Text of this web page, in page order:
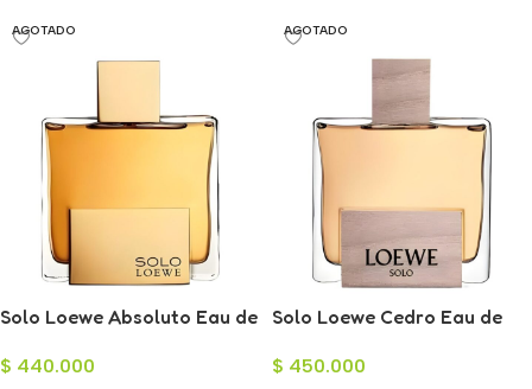
AGOTADO
Solo Loewe Absoluto Eau de
$ 440.000
AGOTADO
Solo Loewe Cedro Eau de
$ 450.000